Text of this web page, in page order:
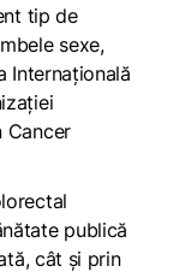
tip de
sexe,
Internațională
Cancer
publică
cât și prin